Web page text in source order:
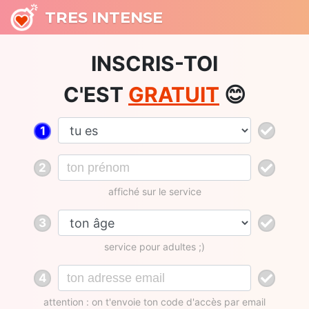
TRES INTENSE
INSCRIS-TOI
C'EST GRATUIT 😊
1
2
affiché sur le service
3
service pour adultes ;)
4
attention : on t'envoie ton code d'accès par email